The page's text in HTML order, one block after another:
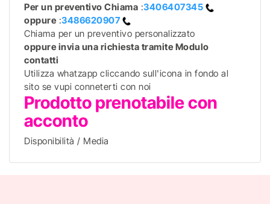
Per un preventivo Chiama :3406407345
oppure :3486620907
Chiama per un preventivo personalizzato
oppure invia una richiesta tramite Modulo
contatti
Utilizza whatzapp cliccando sull'icona in fondo al
sito se vupi conneterti con noi
Prodotto prenotabile con
acconto
Disponibilità / Media